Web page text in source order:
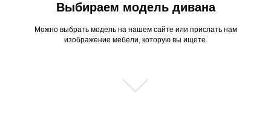
Выбираем модель дивана
Можно выбрать модель на нашем сайте или прислать нам
изображение мебели, которую вы ищете.